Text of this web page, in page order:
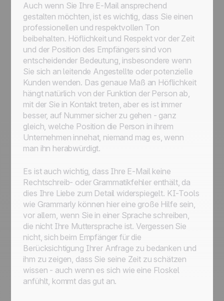
Auch wenn Sie Ihre E-Mail ansprechend
gestalten möchten, ist es wichtig, dass Sie einen
professionellen und respektvollen Ton
beibehalten. Höflichkeit und Respekt vor der Zeit
und der Position des Empfängers sind von
entscheidender Bedeutung, insbesondere wenn
Sie sich an leitende Angestellte oder potenzielle
Kunden wenden. Das genaue Maß an Höflichkeit
hängt natürlich von der Funktion der Person ab,
mit der Sie in Kontakt treten, aber es ist immer
besser, auf Nummer sicher zu gehen - ganz
gleich, welche Position die Person in ihrem
Unternehmen innehat, niemand mag es, wenn
man ihn herabwürdigt.
Es ist auch wichtig, dass Ihre E-Mail keine
Rechtschreib- oder Grammatikfehler enthält, da
dies Ihre Liebe zum Detail widerspiegelt. KI-Tools
wie Grammarly können hier eine große Hilfe sein,
vor allem, wenn Sie in einer Sprache schreiben,
die nicht Ihre Muttersprache ist. Vergessen Sie
nicht, sich beim Empfänger für die
Berücksichtigung Ihrer Anfrage zu bedanken und
ihm zu zeigen, dass Sie seine Zeit zu schätzen
wissen - auch wenn es sich wie eine Floskel
anfühlt, kommt das gut an.